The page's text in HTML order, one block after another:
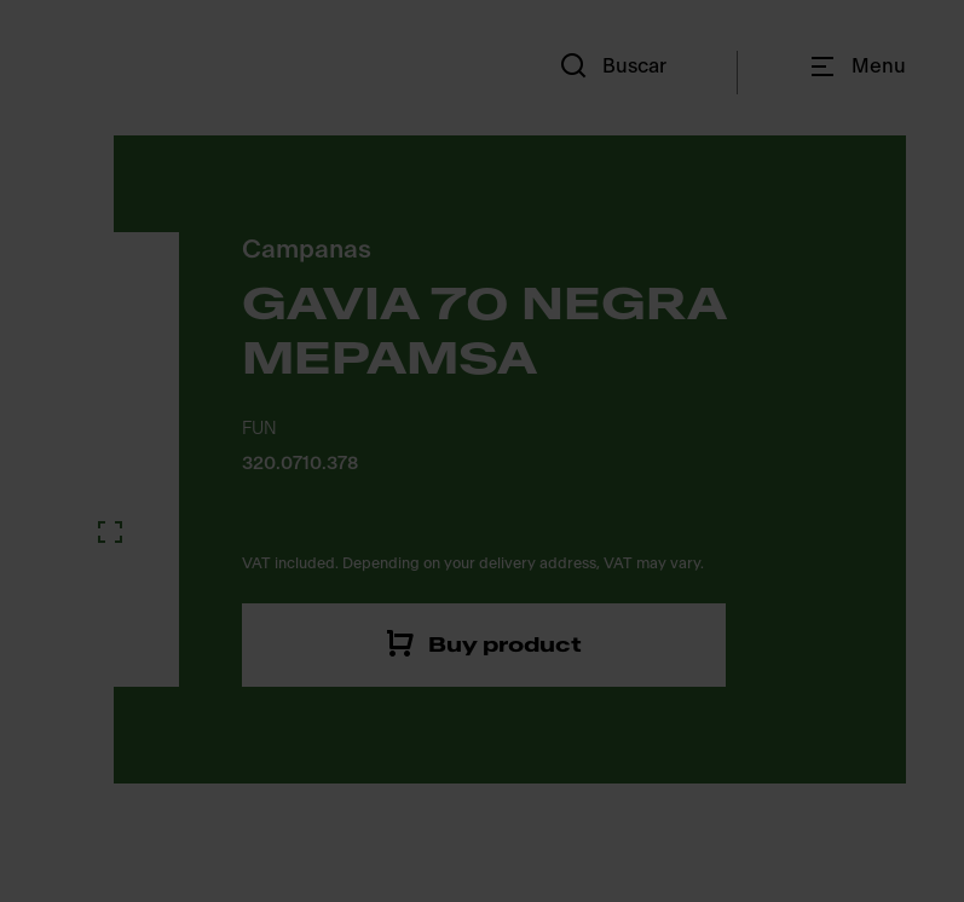
Buscar Menu
Campanas
GAVIA 70 NEGRA
MEPAMSA
FUN
320.0710.378
VAT included. Depending on your delivery address, VAT may vary.
Buy product